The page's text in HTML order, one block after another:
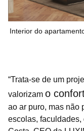
Interior do
“Trata-se de um
valorizam o
ao ar puro, mas não
escolas, faculdades,